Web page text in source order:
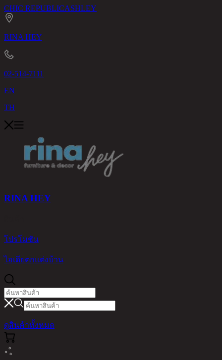
CHIC REPUBLICASHLEY
RINA HEY
02-514-7111
EN
TH
RINA HEY
โปรโมชัน
ไอเดียตกแต่งบ้าน
ดูสินค้าทั้งหมด